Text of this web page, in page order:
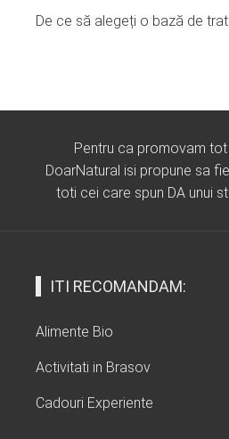
De ce să alegeți o bază de
Pentru ca promovam
DoarNatural isi propune sa
toti cei care spun DA unui
ITI RECOMANDAM:
Alimente Bio
Activitati in Brasov
Cadouri Experiente